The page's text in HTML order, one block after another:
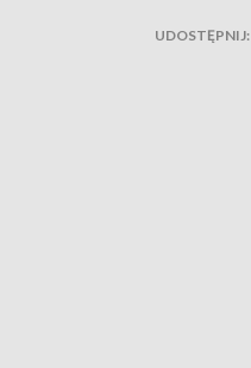
UDOSTĘPNIJ: